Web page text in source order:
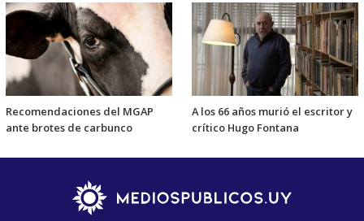
Recomendaciones del MGAP
ante brotes de carbunco
A los 66 años murió el escritor y
crítico Hugo Fontana